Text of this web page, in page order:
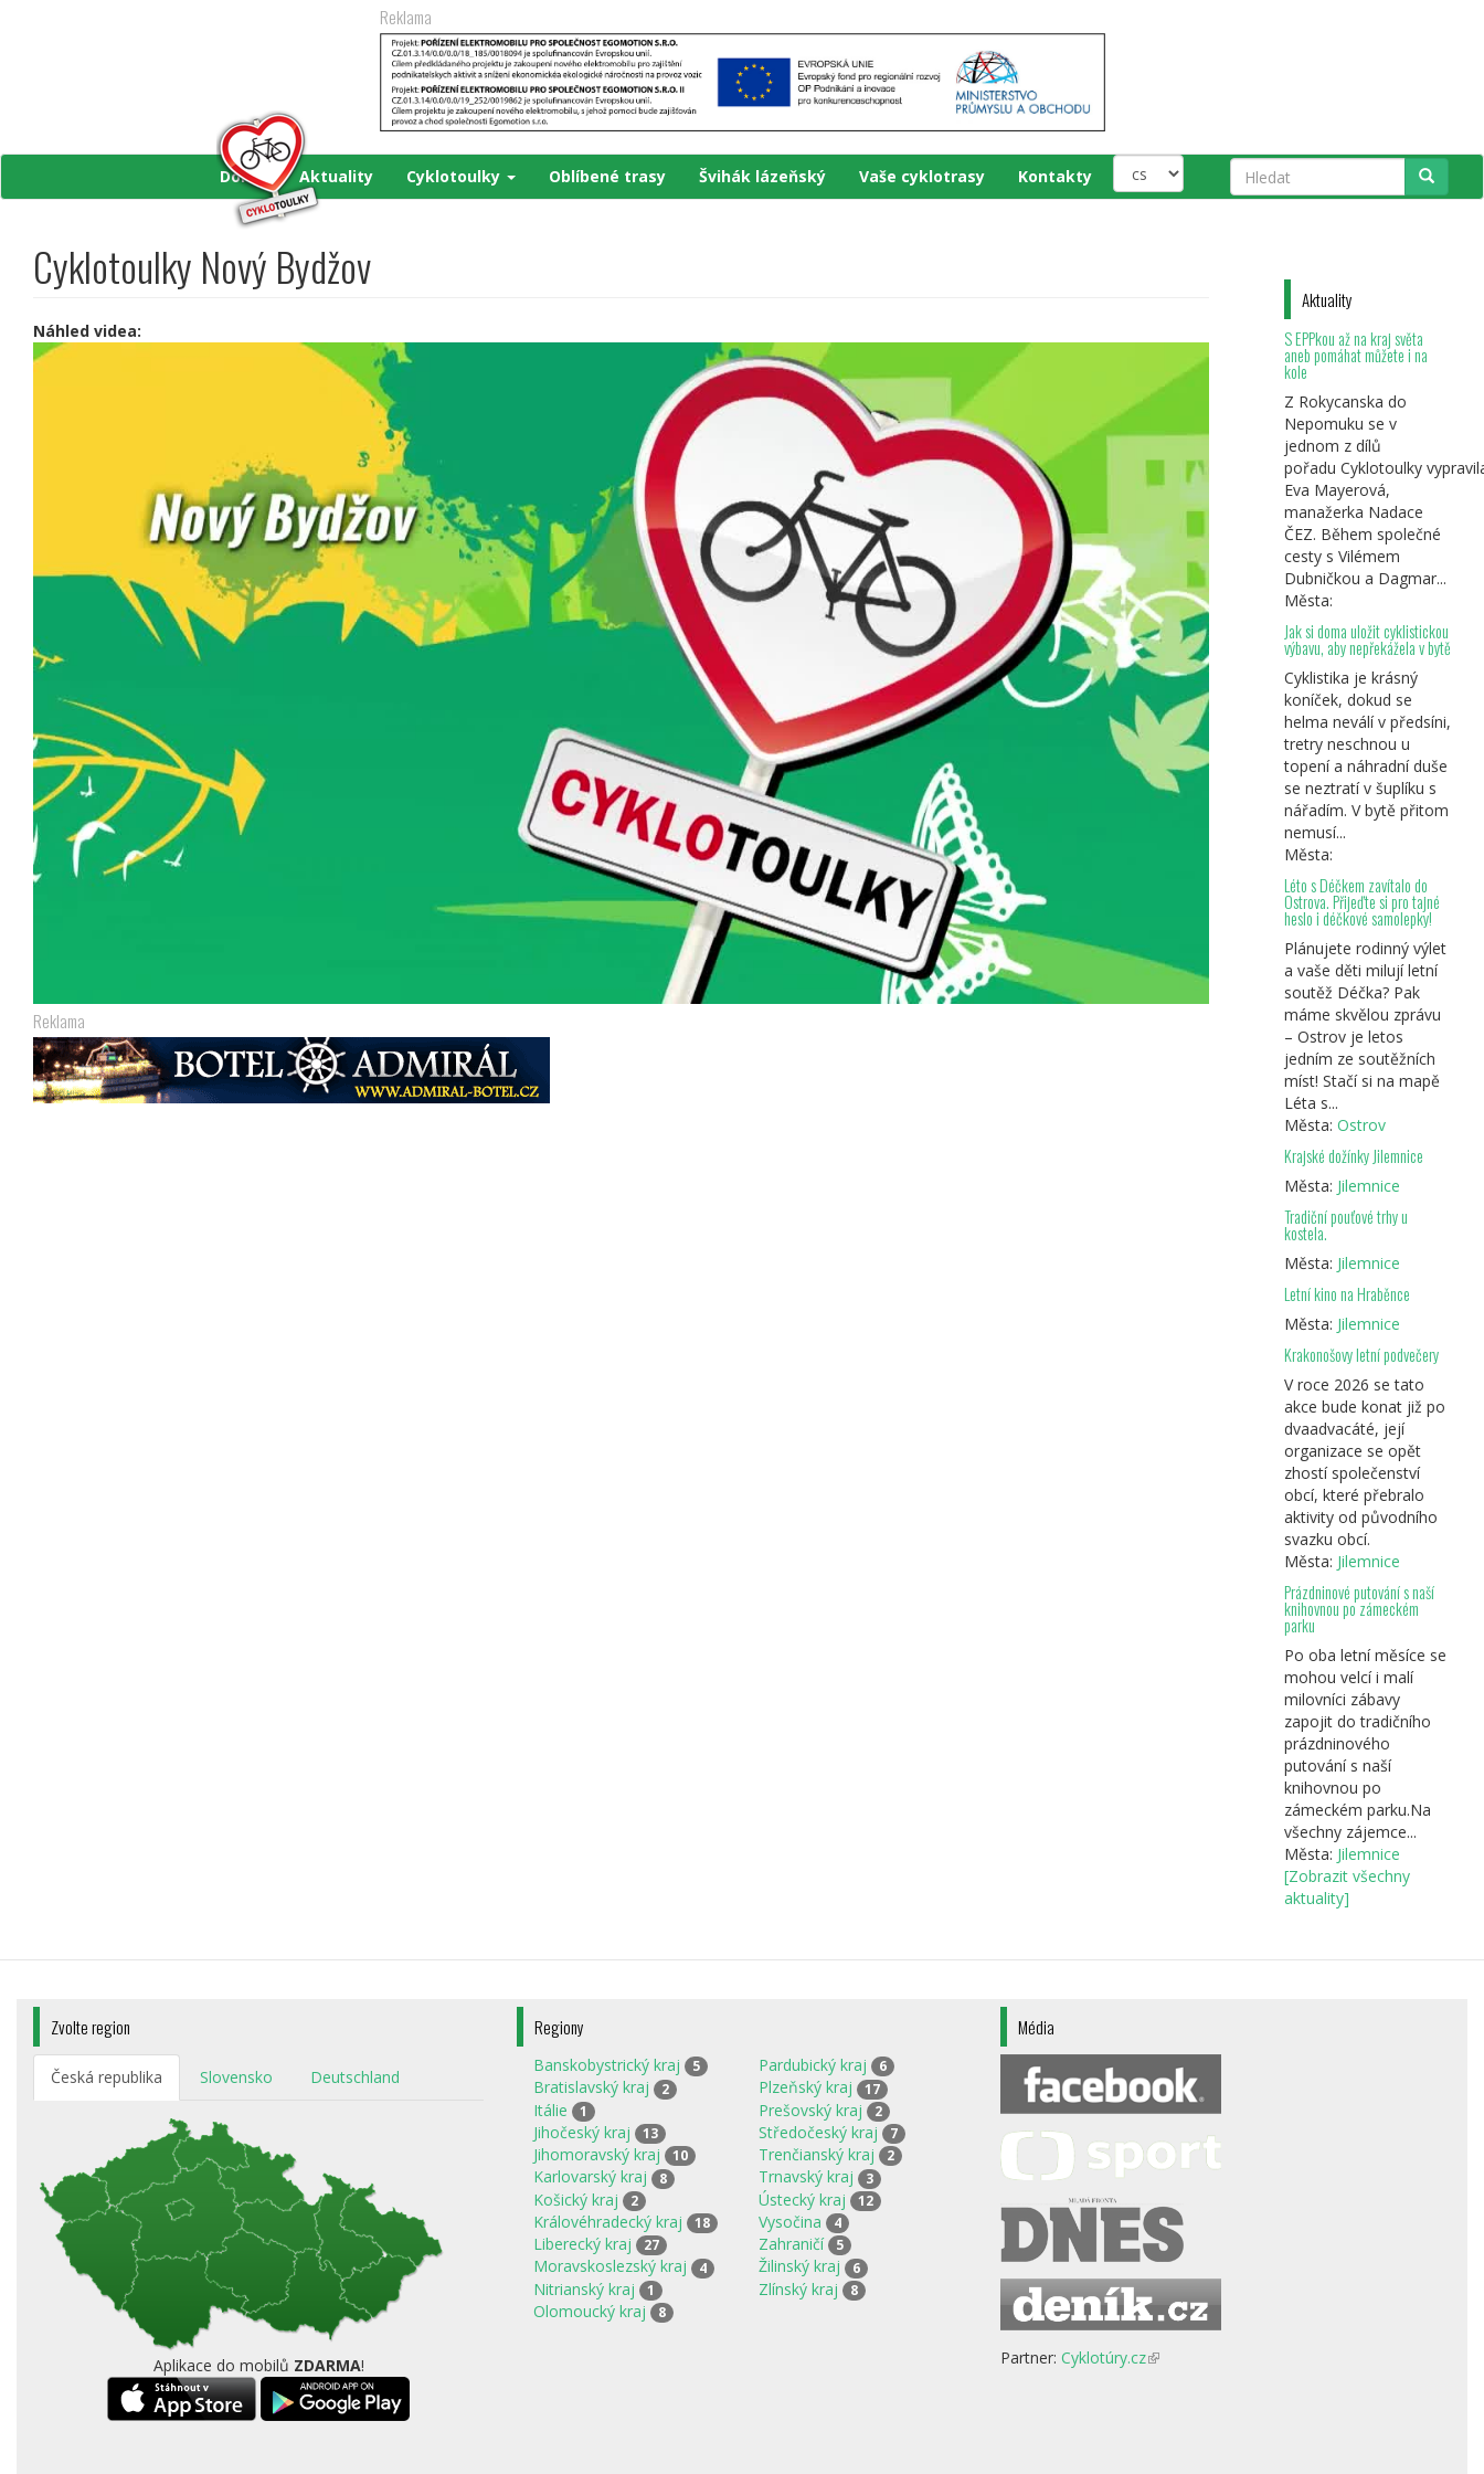
Reklama
Domů Aktuality Cyklotoulky Oblíbené trasy Švihák lázeňský Vaše cyklotrasy
Kontakty
Hledat
Cyklotoulky Nový Bydžov
Náhled videa:
Reklama
Aktuality
S EPPkou až na kraj světa
aneb pomáhat můžete i na
kole
Z Rokycanska do
Nepomuku se v
jednom z dílů
pořadu Cyklotoulky
Eva Mayerová,
manažerka Nadace
ČEZ. Během společné
cesty s Vilémem
Dubničkou a Dagmar...
Města:
Jak si doma uložit cyklistickou
výbavu, aby nepřekážela v bytě
Cyklistika je krásný
koníček, dokud se
helma neválí v předsíni,
tretry neschnou u
topení a náhradní duše
se neztratí v šuplíku s
nářadím. V bytě přitom
nemusí...
Města:
Léto s Déčkem zavítalo do
Ostrova. Přijeďte si pro tajné
heslo i déčkové samolepky!
Plánujete rodinný výlet
a vaše děti milují letní
soutěž Déčka? Pak
máme skvělou zprávu
– Ostrov je letos
jedním ze soutěžních
míst! Stačí si na mapě
Léta s...
Města: Ostrov
Krajské dožínky Jilemnice
Města: Jilemnice
Tradiční pouťové trhy u
kostela.
Města: Jilemnice
Letní kino na Hraběnce
Města: Jilemnice
Krakonošovy letní podvečery
V roce 2026 se tato
akce bude konat již po
dvaadvacáté, její
organizace se opět
zhostí společenství
obcí, které přebralo
aktivity od původního
svazku obcí.
Města: Jilemnice
Prázdninové putování s naší
knihovnou po zámeckém
parku
Po oba letní měsíce se
mohou velcí i malí
milovníci zábavy
zapojit do tradičního
prázdninového
putování s naší
knihovnou po
zámeckém parku.Na
všechny zájemce...
Města: Jilemnice
[Zobrazit všechny
aktuality]
Zvolte region
Česká republika Slovensko Deutschland
Aplikace do mobilů ZDARMA!
Regiony
Banskobystrický kraj 5
Bratislavský kraj 2
Itálie 1
Jihočeský kraj 13
Jihomoravský kraj 10
Karlovarský kraj 8
Košický kraj 2
Královéhradecký kraj 18
Liberecký kraj 27
Moravskoslezský kraj 4
Nitrianský kraj 1
Olomoucký kraj 8
Pardubický kraj 6
Plzeňský kraj 17
Prešovský kraj 2
Středočeský kraj 7
Trenčianský kraj 2
Trnavský kraj 3
Ústecký kraj 12
Vysočina 4
Zahraničí 5
Žilinský kraj 6
Zlínský kraj 8
Média
Partner: Cyklotúry.cz(odkaz